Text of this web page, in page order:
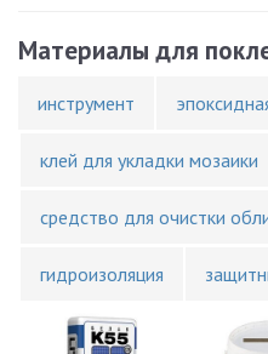
Материалы для
инструмент
клей для укладки мозаики
средство для очистки
гидроизоляция